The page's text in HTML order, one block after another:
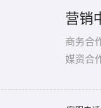
营销
商务合
媒资合